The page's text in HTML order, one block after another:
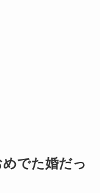
でた婚だっ